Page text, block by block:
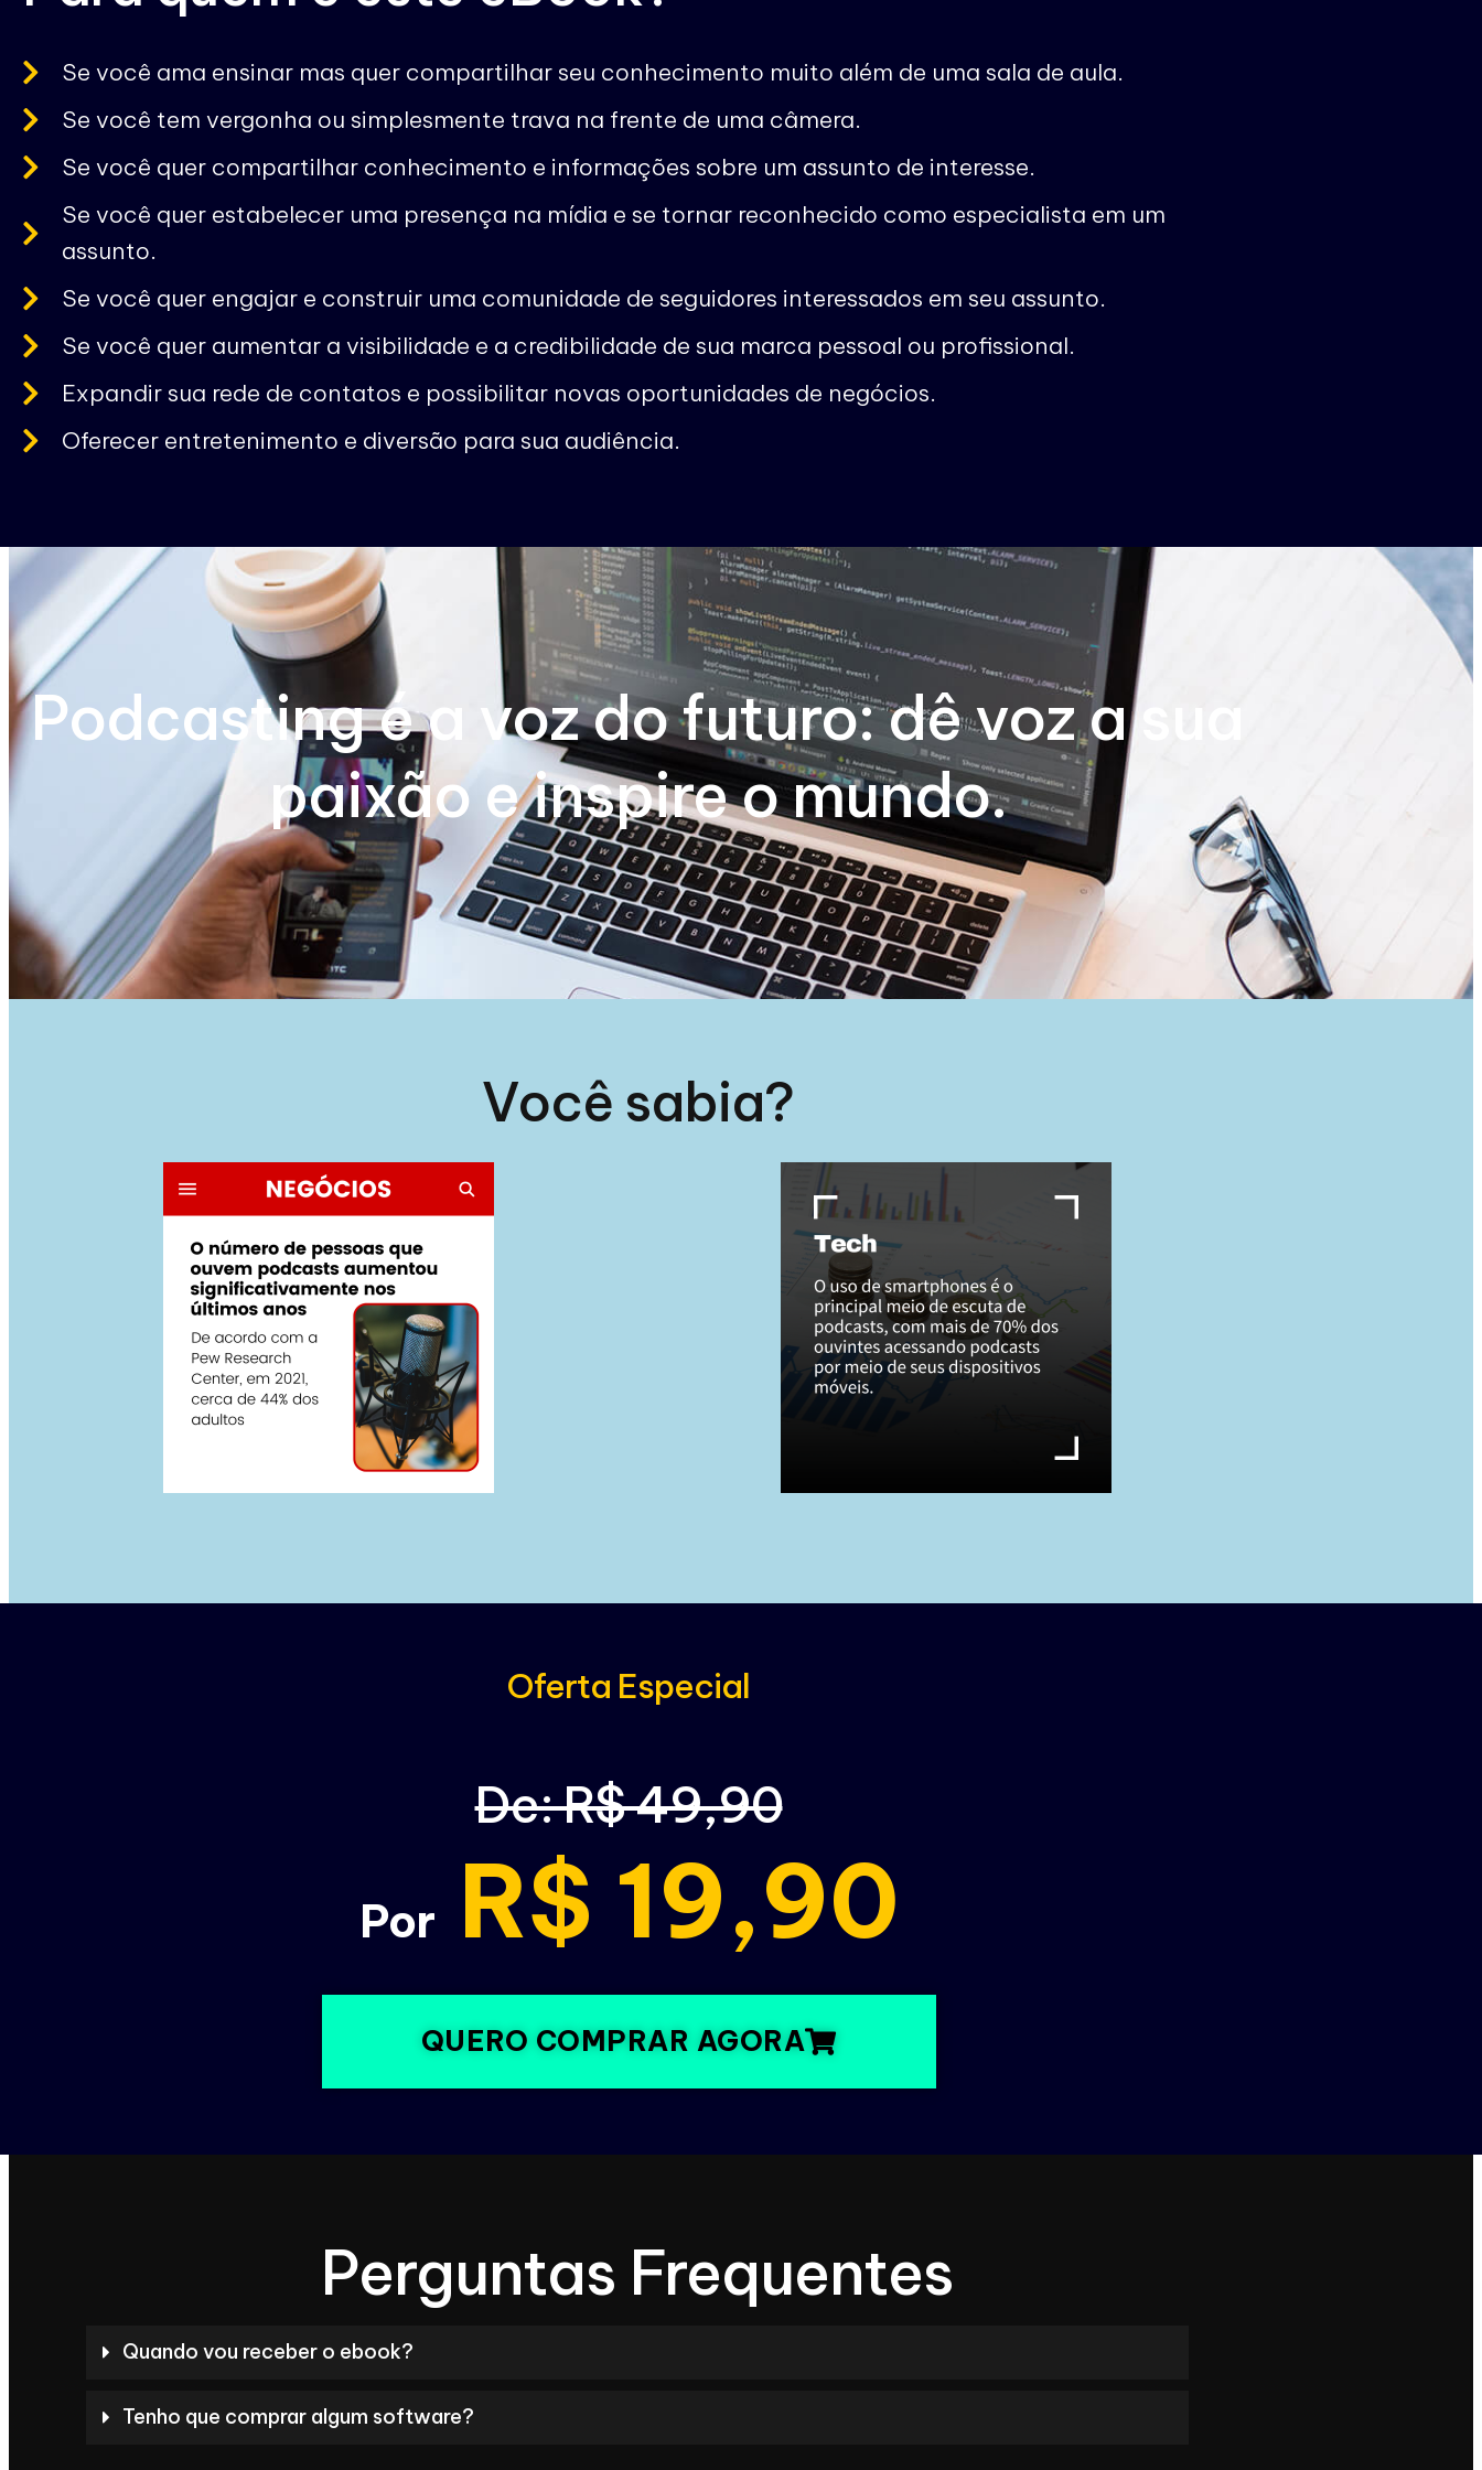
Se você ama ensinar mas quer compartilhar seu conhecimento muito além de uma sala de aula.
Se você tem vergonha ou simplesmente trava na frente de uma câmera.
Se você quer compartilhar conhecimento e informações sobre um assunto de interesse.
Se você quer estabelecer uma presença na mídia e se tornar reconhecido como especialista em um
assunto.
Se você quer engajar e construir uma comunidade de seguidores interessados em seu assunto.
Se você quer aumentar a visibilidade e a credibilidade de sua marca pessoal ou profissional.
Expandir sua rede de contatos e possibilitar novas oportunidades de negócios.
Oferecer entretenimento e diversão para sua audiência.
Podcasting é a voz do futuro: dê voz a sua
paixão e inspire o mundo.
Você sabia?
Oferta Especial
De: R$ 49,90
Por R$ 19,90
QUERO COMPRAR AGORA
Perguntas Frequentes
Quando vou receber o ebook?
Tenho que comprar algum software?